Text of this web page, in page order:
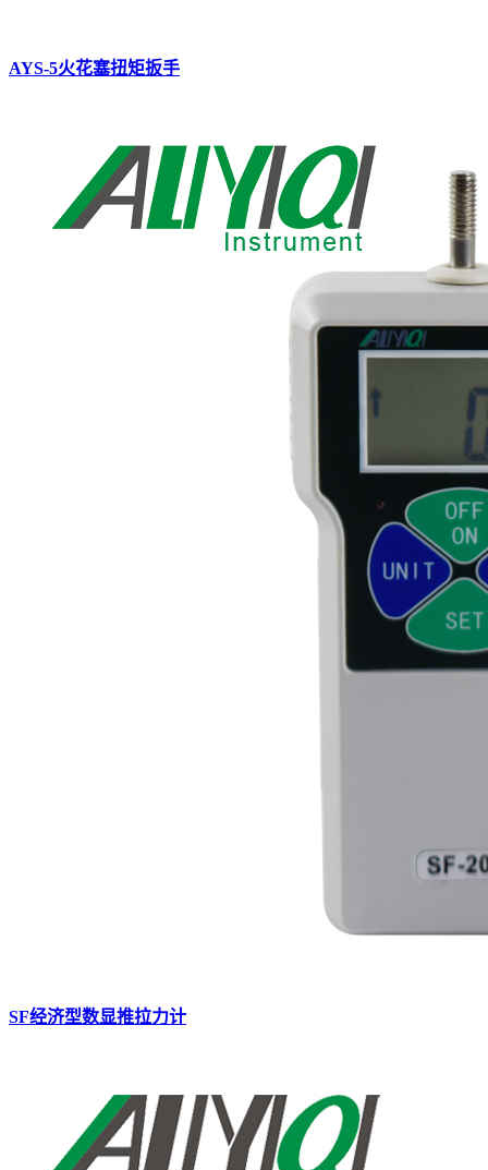
AYS-5火花塞扭矩扳手
SF经济型数显推拉力计